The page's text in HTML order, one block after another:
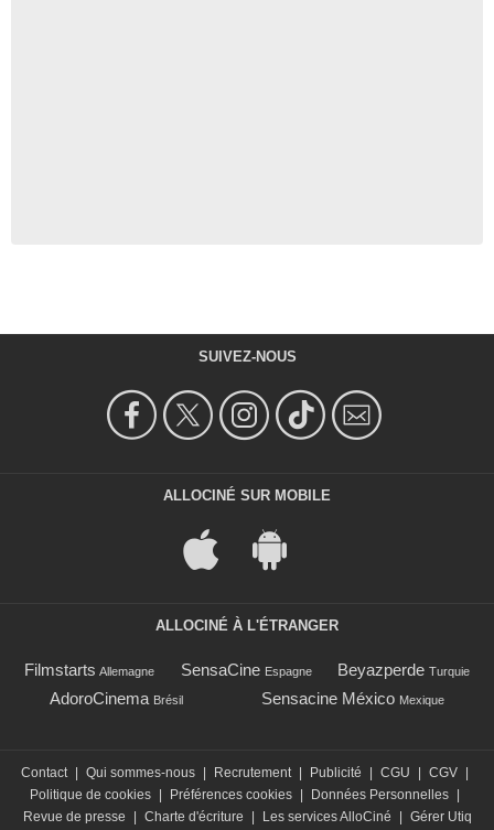
SUIVEZ-NOUS
ALLOCINÉ SUR MOBILE
ALLOCINÉ À L'ÉTRANGER
Filmstarts Allemagne SensaCine Espagne Beyazperde Turquie
AdoroCinema Brésil Sensacine México Mexique
Contact | Qui sommes-nous | Recrutement | Publicité | CGU | CGV |
Politique de cookies | Préférences cookies | Données Personnelles |
Revue de presse
| Charte d'écriture | Les services AlloCiné | Gérer Utiq